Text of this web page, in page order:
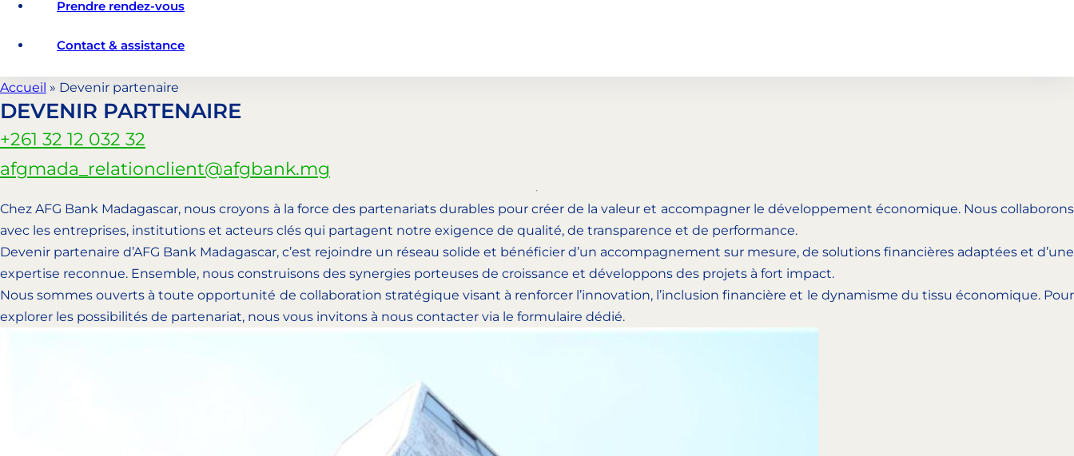
Prendre rendez-vous
Contact & assistance
Accueil » Devenir partenaire
DEVENIR PARTENAIRE
+261 32 12 032 32
afgmada_relationclient@afgbank.mg
Chez AFG Bank Madagascar, nous croyons à la force des partenariats durables pour créer de la valeur et accompagner le développement économique. Nous collaborons
avec les entreprises, institutions et acteurs clés qui partagent notre exigence de qualité, de transparence et de performance.
Devenir partenaire d’AFG Bank Madagascar, c’est rejoindre un réseau solide et bénéficier d’un accompagnement sur mesure, de solutions financières adaptées et d’une
expertise reconnue. Ensemble, nous construisons des synergies porteuses de croissance et développons des projets à fort impact.
Nous sommes ouverts à toute opportunité de collaboration stratégique visant à renforcer l’innovation, l’inclusion financière et le dynamisme du tissu économique. Pour
explorer les possibilités de partenariat, nous vous invitons à nous contacter via le formulaire dédié.